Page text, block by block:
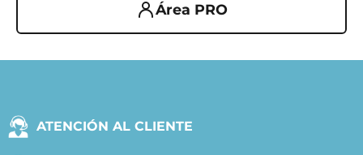
Área PRO
ATENCIÓN AL CLIENTE